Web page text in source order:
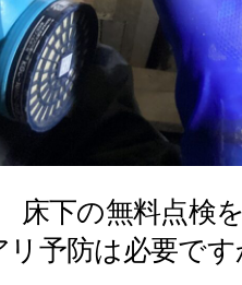
床下の無料点検
リ予防は必要で